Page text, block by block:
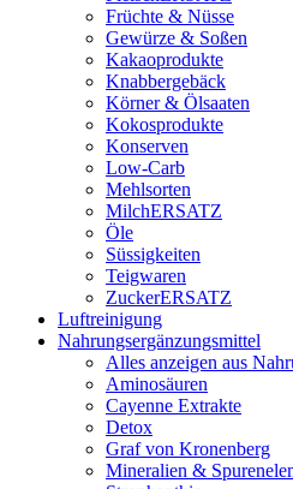
Früchte & Nüsse
Gewürze & Soßen
Kakaoprodukte
Knabbergebäck
Körner & Ölsaaten
Kokosprodukte
Konserven
Low-Carb
Mehlsorten
MilchERSATZ
Öle
Süssigkeiten
Teigwaren
ZuckerERSATZ
Luftreinigung
Nahrungsergänzungsmittel
Alles anzeigen aus
Aminosäuren
Cayenne Extrakte
Detox
Graf von Kronenberg
Mineralien &